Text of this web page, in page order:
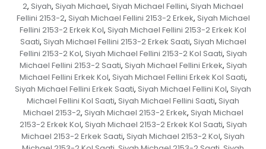
2, Siyah, Siyah Michael, Siyah Michael Fellini, Siyah Michael
Fellini 2153-2, Siyah Michael Fellini 2153-2 Erkek, Siyah Michael
Fellini 2153-2 Erkek Kol, Siyah Michael Fellini 2153-2 Erkek Kol
Saati, Siyah Michael Fellini 2153-2 Erkek Saati, Siyah Michael
Fellini 2153-2 Kol, Siyah Michael Fellini 2153-2 Kol Saati, Siyah
Michael Fellini 2153-2 Saati, Siyah Michael Fellini Erkek, Siyah
Michael Fellini Erkek Kol, Siyah Michael Fellini Erkek Kol Saati,
Siyah Michael Fellini Erkek Saati, Siyah Michael Fellini Kol, Siyah
Michael Fellini Kol Saati, Siyah Michael Fellini Saati, Siyah
Michael 2153-2, Siyah Michael 2153-2 Erkek, Siyah Michael
2153-2 Erkek Kol, Siyah Michael 2153-2 Erkek Kol Saati, Siyah
Michael 2153-2 Erkek Saati, Siyah Michael 2153-2 Kol, Siyah